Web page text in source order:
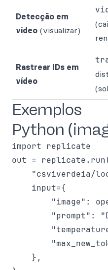
Detecção em
vídeo (visualizar)
Rastrear IDs em
vídeo
Exemplos
Python
import replicate
out =
"csviverdeia/
    input={
"image":
"prompt":
    },